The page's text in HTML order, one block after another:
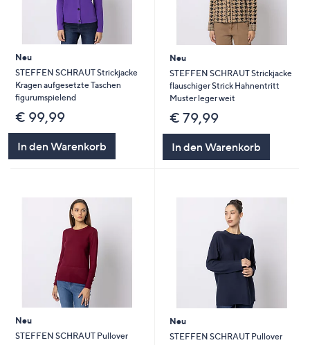
Neu
STEFFEN SCHRAUT Strickjacke
Kragen aufgesetzte Taschen
figurumspielend
€ 99,99
In den Warenkorb
Neu
STEFFEN SCHRAUT Strickjacke
flauschiger Strick Hahnentritt
Muster leger weit
€ 79,99
In den Warenkorb
Neu
STEFFEN SCHRAUT Pullover
Neu
STEFFEN SCHRAUT Pullover